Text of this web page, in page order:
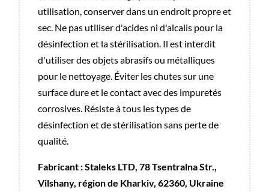
utilisation, conserver dans un endroit propre et
sec. Ne pas utiliser d'acides ni d'alcalis pour la
désinfection et la stérilisation. Il est interdit
d'utiliser des objets abrasifs ou métalliques
pour le nettoyage. Éviter les chutes sur une
surface dure et le contact avec des impuretés
corrosives. Résiste à tous les types de
désinfection et de stérilisation sans perte de
qualité.
Fabricant : Staleks LTD, 78 Tsentralna Str.,
Vilshany, région de Kharkiv, 62360, Ukraine